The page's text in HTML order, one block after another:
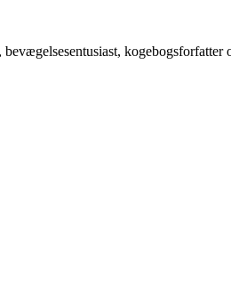
kogebogsforfatter